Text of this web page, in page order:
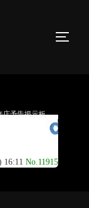
店予告掲示板
ロ
16:11 No.11915